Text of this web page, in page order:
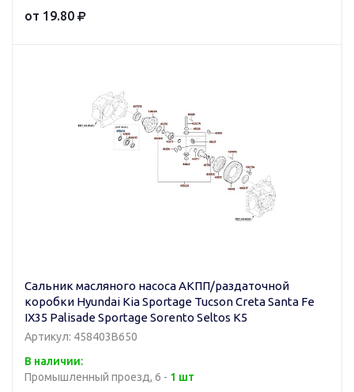
от 19.80
Сальник масляного насоса АКПП/раздаточной
коробки Hyundai Kia Sportage Tucson Creta Santa Fe
IX35 Palisade Sportage Sorento Seltos K5
Артикул: 458403B650
В наличии:
Промышленный проезд, 6 - 1 шт